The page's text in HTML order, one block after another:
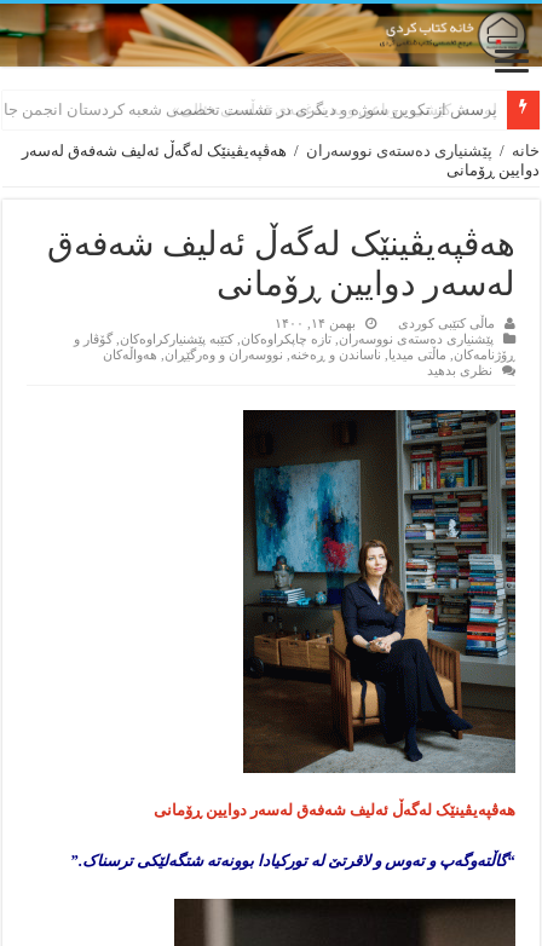
لەسەر کێشی ڕوباعی و به نەغمەی قەڵەمی «ئالی»
خانه / پێشنیاری ده‌سته‌ی نووسه‌ران / هەڤپەیڤینێک لەگەڵ ئەلیف شەفەق لەسەر
دوایین ڕۆمانی
هەڤپەیڤینێک لەگەڵ ئەلیف شەفەق
لەسەر دوایین ڕۆمانی
ماڵی کتێبی کوردی
بهمن ۱۴, ۱۴۰۰
پێشنیاری ده‌سته‌ی نووسه‌ران ,تازه‌ چاپکراوه‌کان ,کتێبه‌ پێشنیارکراوه‌کان ,گۆڤار و
ڕۆژنامه‌کان
ماڵتی میدیا ناساندن و ڕه‌خنه‌ نووسه‌ران و وه‌رگێڕان
هه‌واڵه‌کان
نظری بدهید
هەڤپەیڤینێک لەگەڵ ئەلیف شەفەق لەسەر دوایین ڕۆمانی
“گاڵتەوگەپ و تەوس و لاقرتێ لە تورکیادا بوونەتە شتگەلێکی ترسناک.”